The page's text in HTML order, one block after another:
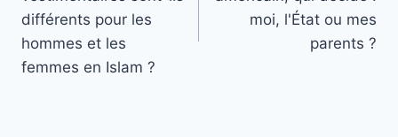
l’article
différents pour les
hommes et les
femmes en Islam ?
moi, l'État ou mes
parents ?